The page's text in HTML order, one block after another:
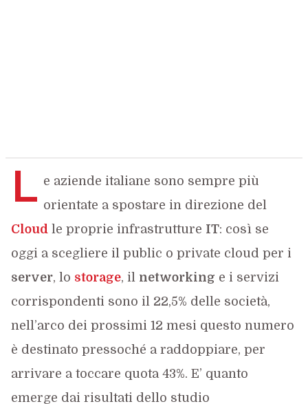
L e aziende italiane sono sempre più
orientate a spostare in direzione del
Cloudle proprie infrastrutture IT: così se
oggi a scegliere il public o private cloud per i
server, lo storage, il networking e i servizi
corrispondenti sono il 22,5% delle società,
nell’arco dei prossimi 12 mesi questo numero
è destinato pressoché a raddoppiare, per
arrivare a toccare quota 43%. E’ quanto
emerge dai risultati dello studio